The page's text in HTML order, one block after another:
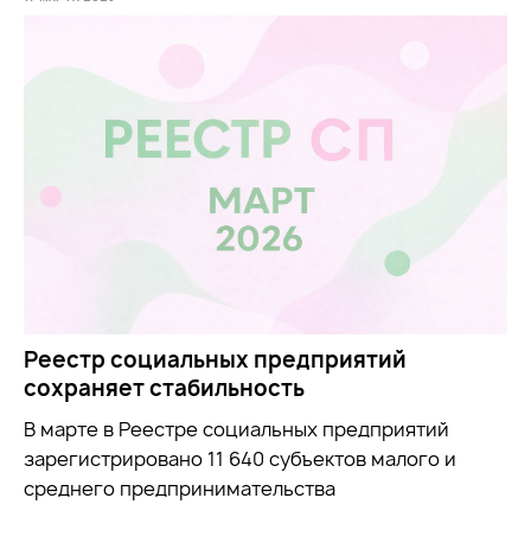
Реестр социальных предприятий
сохраняет стабильность
В марте в Реестре социальных предприятий
зарегистрировано 11 640 субъектов малого и
среднего предпринимательства